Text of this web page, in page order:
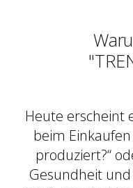
Heute erscheint
beim
produziert?“
Gesundheit